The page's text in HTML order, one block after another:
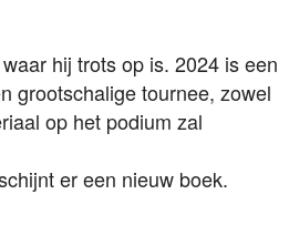
hij trots op is. 2024 is een
grootschalige tournee, zowel
op het podium zal
er een nieuw boek.